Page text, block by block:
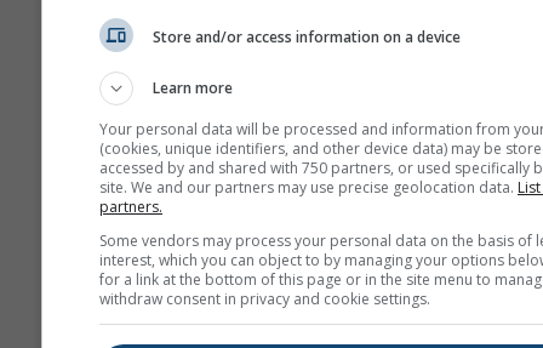
по месяцам
Jan Feb Mar
May Jun Jul
Sep Oct Nov
Store and/or access information on a device
Learn more
Your personal data will be processed and information from
(cookies, unique identifiers, and other device data) may be
accessed by and shared with 750 partners, or used specifically
site. We and our partners may use precise geolocation data.
partners.
Some vendors may process your personal data on the basis of
interest, which you can object to by managing your options
for a link at the bottom of this page or in the site menu to
withdraw consent in privacy and cookie settings.